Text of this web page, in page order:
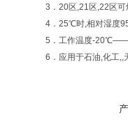
3．20区,21区,22区
4．25℃时,相对湿度
5．工作温度-
6．应用于石油,化工,,